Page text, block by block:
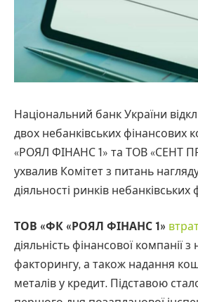
Національний банк України
двох небанківських фінансових
«РОЯЛ ФІНАНС 1» та ТОВ «СЕНТ
ухвалив Комітет з питань
діяльності ринків небанківських
ТОВ «ФК «РОЯЛ ФІНАНС 1»
діяльність фінансової компанії
факторингу, а також надання
металів у кредит. Підставою